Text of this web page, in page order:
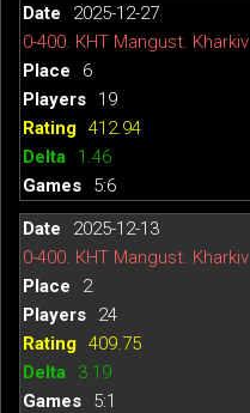
2025-12-27
0-400. КНТ Mangust. Kharkiv
6
19
412.94
1.46
5:6
2025-12-13
0-400. КНТ Mangust. Kharkiv
2
24
409.75
3.19
5:1